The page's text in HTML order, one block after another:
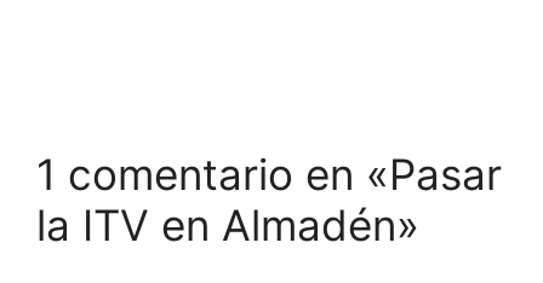
1 comentario en «Pasar
la ITV en Almadén»